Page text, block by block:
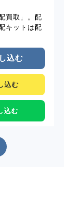
買取」。配
キットは配
込む
込む
込む